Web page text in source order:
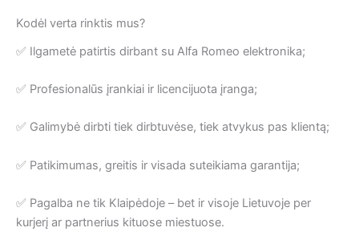
Kodėl verta rinktis mus?
✅ Ilgametė patirtis dirbant su Alfa Romeo elektronika;
✅ Profesionalūs įrankiai ir licencijuota įranga;
✅ Galimybė dirbti tiek dirbtuvėse, tiek atvykus pas klientą;
✅ Patikimumas, greitis ir visada suteikiama garantija;
✅ Pagalba ne tik Klaipėdoje – bet ir visoje Lietuvoje per
kurjerį ar partnerius kituose miestuose.